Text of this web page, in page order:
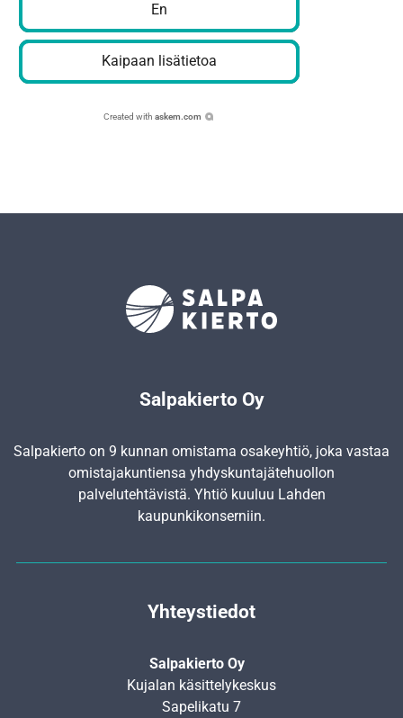
En
Kaipaan lisätietoa
Created with askem.com
Salpakierto Oy
Salpakierto on 9 kunnan omistama osakeyhtiö, joka vastaa
omistajakuntiensa yhdyskunta­jätehuollon
palvelutehtävistä. Yhtiö kuuluu Lahden
kaupunkikonserniin.
Yhteystiedot
Salpakierto Oy
Kujalan käsittelykeskus
Sapelikatu 7